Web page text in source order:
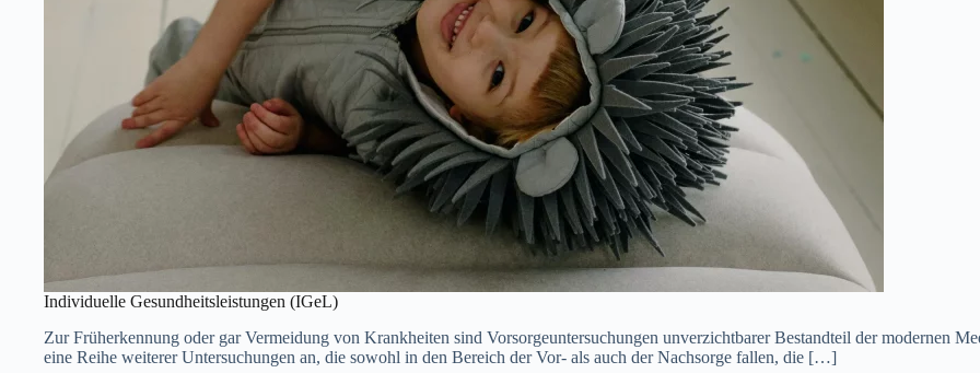
Individuelle Gesundheitsleistungen (IGeL)
Zur Früherkennung oder gar Vermeidung von Krankheiten sind Vorsorgeuntersuchungen unverzichtbarer Bestandteil der modernen
eine Reihe weiterer Untersuchungen an, die sowohl in den Bereich der Vor- als auch der Nachsorge fallen, die […]